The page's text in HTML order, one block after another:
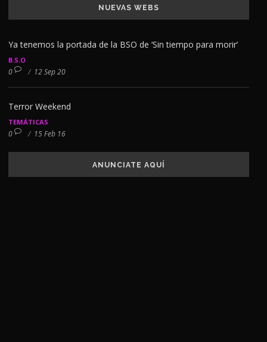
NUEVAS WEBS
Ya tenemos la portada de la BSO de ‘Sin tiempo para morir’
B.S.O
0 / 12 Sep 20
Terror Weekend
TEMÁTICAS
0 / 15 Feb 16
ANUNCIATE AQUÍ